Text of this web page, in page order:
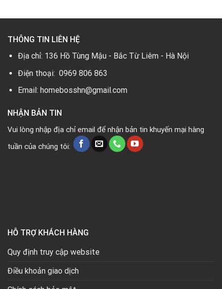
THÔNG TIN LIÊN HỆ
Địa chỉ: 136 Hồ Tùng Mậu - Bắc Từ Liêm - Hà Nội
Điện thoại: 0969 806 863
Email: homebosshn@gmail.com
NHẬN BẢN TIN
Vui lòng nhập địa chỉ email để nhận bản tin khuyến mại hàng
tuần của chúng tôi:
HỖ TRỢ KHÁCH HÀNG
Quy định truy cập website
Điều khoản giao dịch